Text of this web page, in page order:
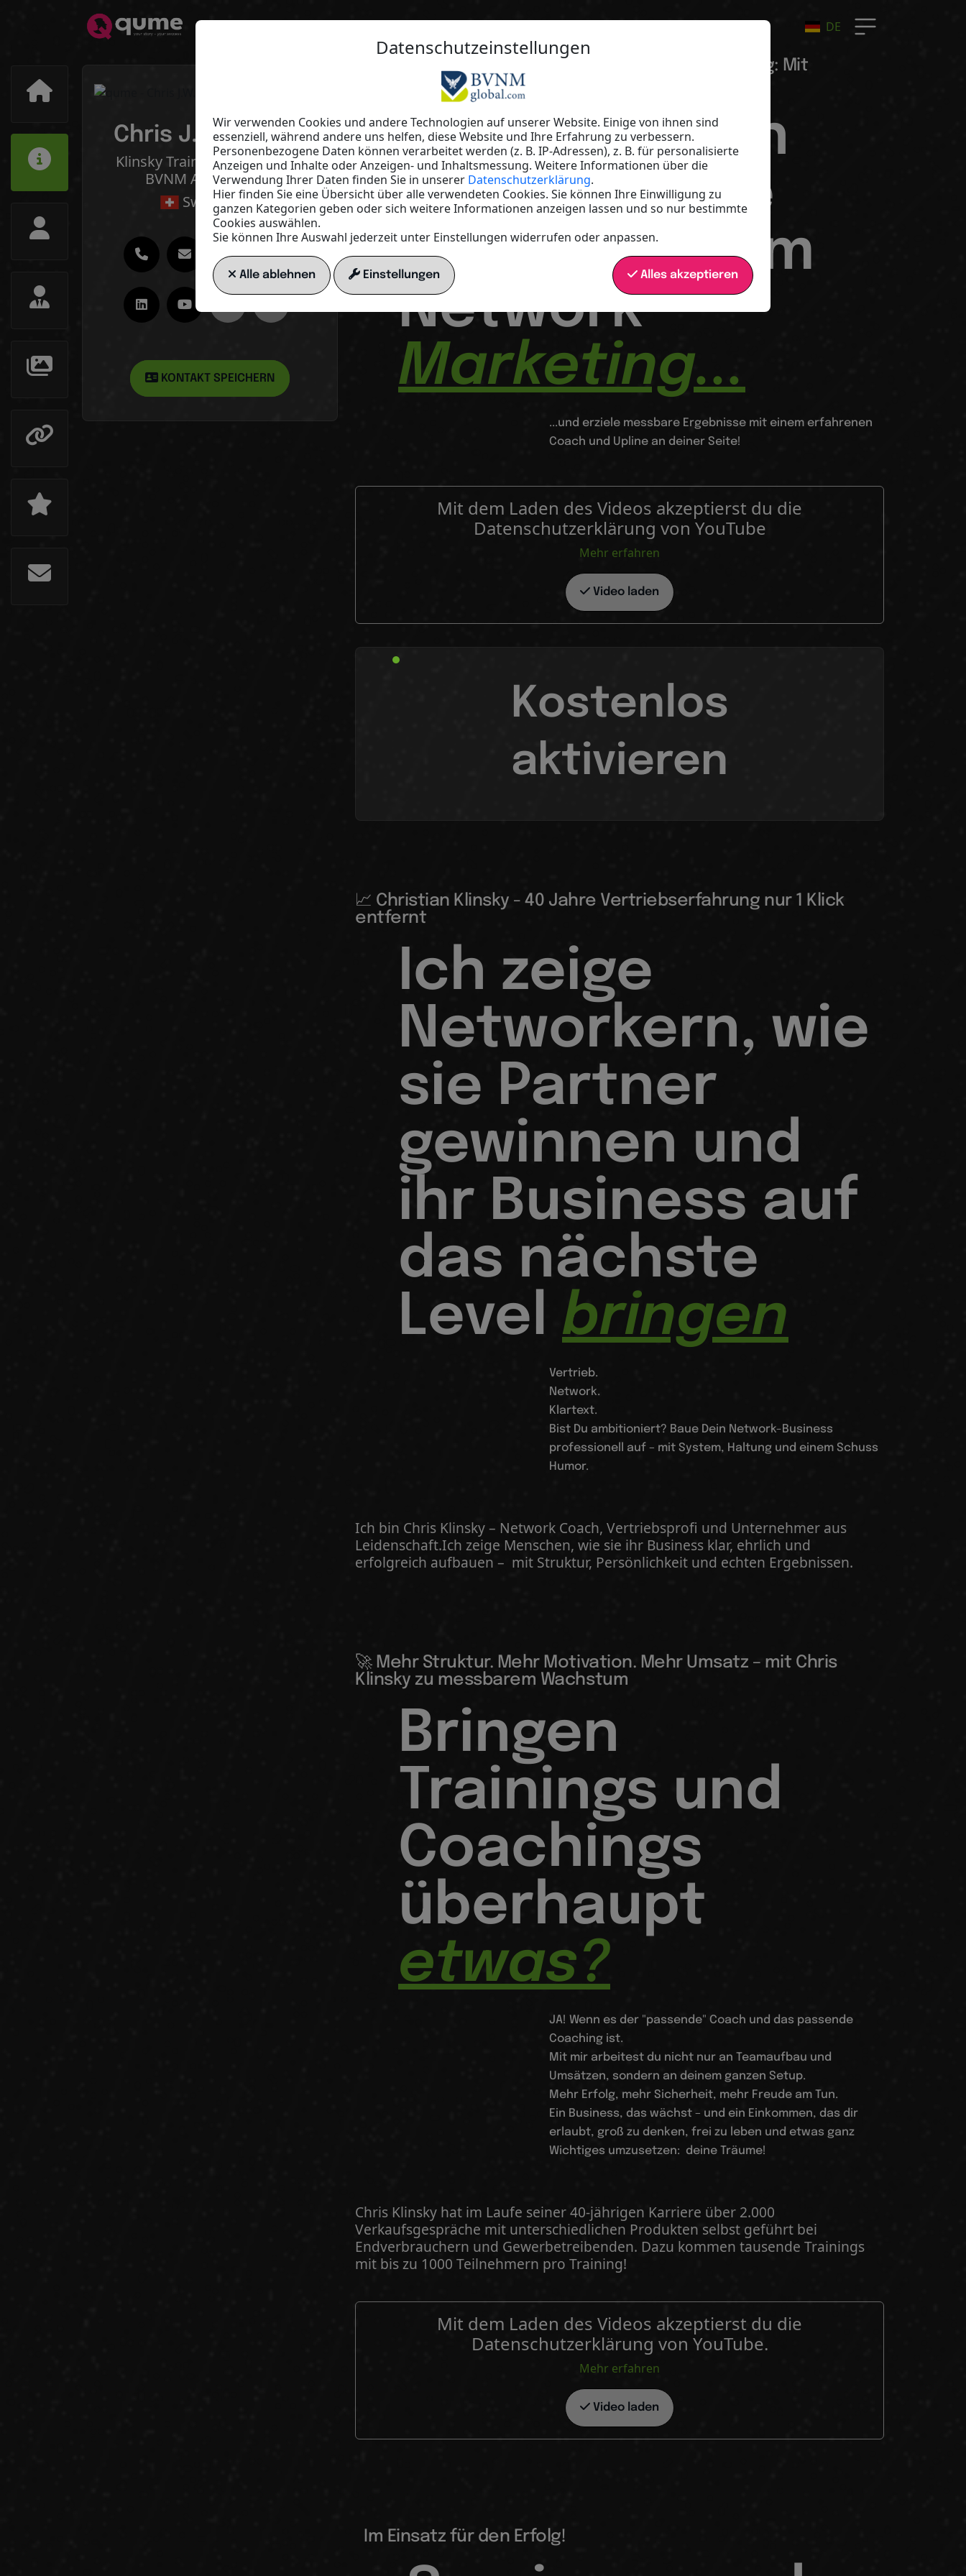
DE
Chris J.W. Klinsky
Klinsky Training & Coaching,
BVNM Ambassador
Switzerland
KONTAKT SPEICHERN
Endlich konstant erfolgreich im Network Marketing: Mit
erprobten Strategien zu mehr Erfolg!
Erfolg ist kein
Zufall: Werde
zum Leader im
Network
Marketing...
...und erziele messbare Ergebnisse mit einem erfahrenen
Coach und Upline an deiner Seite!
Mit dem Laden des Videos akzeptierst du die
Datenschutzerklärung von YouTube
Mehr erfahren
Video laden
Kostenlos
aktivieren
📈 Christian Klinsky - 40 Jahre Vertriebserfahrung nur 1 Klick
entfernt
Ich zeige
Networkern, wie
sie Partner
gewinnen und
ihr Business auf
das nächste
Level bringen
Vertrieb.
Network.
Klartext.
Bist Du ambitioniert? Baue Dein Network-Business
professionell auf – mit System, Haltung und einem Schuss
Humor.
Ich bin Chris Klinsky – Network Coach, Vertriebsprofi und Unternehmer aus
Leidenschaft.Ich zeige Menschen, wie sie ihr Business klar, ehrlich und
erfolgreich aufbauen – mit Struktur, Persönlichkeit und echten Ergebnissen.
🚀 Mehr Struktur. Mehr Motivation. Mehr Umsatz – mit Chris
Klinsky zu messbarem Wachstum
Bringen
Trainings und
Coachings
überhaupt
etwas?
JA! Wenn es der "passende" Coach und das passende
Coaching ist.
Mit mir arbeitest du nicht nur an Teamaufbau und
Umsätzen, sondern an deinem ganzen Setup.
Mehr Erfolg, mehr Sicherheit, mehr Freude am Tun.
Ein Business, das wächst – und ein Einkommen, das dir
erlaubt, groß zu denken, frei zu leben und etwas ganz
Wichtiges umzusetzen: deine Träume!
Chris Klinsky hat im Laufe seiner 40-jährigen Karriere über 2.000
Verkaufsgespräche mit unterschiedlichen Produkten selbst geführt bei
Endverbrauchern und Gewerbetreibenden. Dazu kommen tausende Trainings
mit bis zu 1000 Teilnehmern pro Training!
Mit dem Laden des Videos akzeptierst du die
Datenschutzerklärung von YouTube.
Mehr erfahren
Video laden
Im Einsatz für den Erfolg!
Datenschutzeinstellungen
Wir verwenden Cookies und andere Technologien auf unserer Website. Einige von ihnen sind
essenziell, während andere uns helfen, diese Website und Ihre Erfahrung zu verbessern.
Personenbezogene Daten können verarbeitet werden (z. B. IP-Adressen), z. B. für personalisierte
Anzeigen und Inhalte oder Anzeigen- und Inhaltsmessung. Weitere Informationen über die
Verwendung Ihrer Daten finden Sie in unserer Datenschutzerklärung.
Hier finden Sie eine Übersicht über alle verwendeten Cookies. Sie können Ihre Einwilligung zu
ganzen Kategorien geben oder sich weitere Informationen anzeigen lassen und so nur bestimmte
Cookies auswählen.
Sie können Ihre Auswahl jederzeit unter Einstellungen widerrufen oder anpassen.
Alle ablehnen Einstellungen Alles akzeptieren